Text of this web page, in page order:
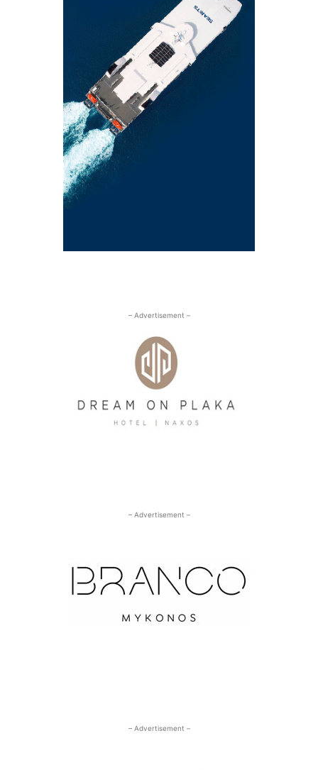
– Advertisement –
– Advertisement –
– Advertisement –